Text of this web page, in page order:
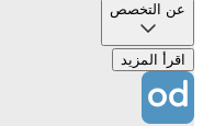
عن التخصص
اقرأ المزيد